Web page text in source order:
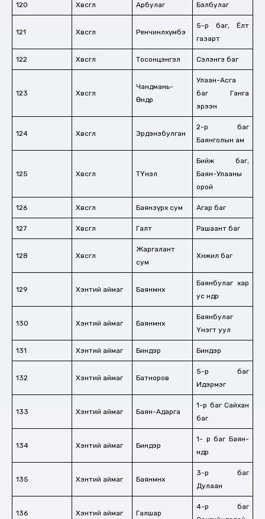
120 Хөвсгөл Арбулаг Бэлбулаг
121 Хөвсгөл Ренчинлхүмбэ
5-р баг, Ёлт
газарт
122 Хөвсгөл Тосонцэнгэл Сэлэнгэ баг
123 Хөвсгөл
Чандмань-
Өндөр
Улаан-Асга
баг Ганга
эрээн
124 Хөвсгөл Эрдэнэбулган
2-р баг
Баянголын ам
125 Хөвсгөл ТҮнэл
Бийж баг,
Баян-Улааны
орой
126 Хөвсгөл Баянзүрх сум Агар баг
127 Хөвсгөл Галт Рашаант баг
128 Хөвсгөл
Жаргалант
сум
Хөнжил баг
129 Хэнтий аймаг Баянмөнх
Баянбулаг хар
ус өндөр
130 Хэнтий аймаг Баянмөнх
Баянбулаг
Үнэгт уул
131 Хэнтий аймаг Биндэр Биндэр
132 Хэнтий аймаг Батноров
5-р баг
Идэрмэг
133 Хэнтий аймаг Баян-Адарга
1-р баг Сайхан
баг
134 Хэнтий аймаг Биндэр
1- р баг Баян-
өндөр
135 Хэнтий аймаг Баянмөнх
3-р баг
Дулаан
136 Хэнтий аймаг Галшар
4-р баг